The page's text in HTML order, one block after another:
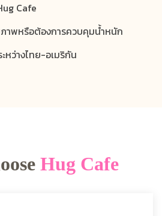
Cafe
าพหรือต้องการควบคุมน้ำหนัก
หว่างไทย-อเมริกัน
Hug Cafe